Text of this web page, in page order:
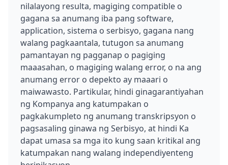
nilalayong resulta, magiging compatible o
gagana sa anumang iba pang software,
application, sistema o serbisyo, gagana nang
walang pagkaantala, tutugon sa anumang
pamantayan ng pagganap o pagiging
maaasahan, o magiging walang error, o na ang
anumang error o depekto ay maaari o
maiwawasto. Partikular, hindi ginagarantiyahan
ng Kompanya ang katumpakan o
pagkakumpleto ng anumang transkripsyon o
pagsasaling ginawa ng Serbisyo, at hindi Ka
dapat umasa sa mga ito kung saan kritikal ang
katumpakan nang walang independiyenteng